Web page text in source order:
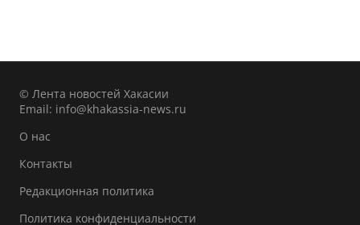
© Лента новостей Хакасии
Email: info@khakassia-news.ru
О нас
Контакты
Редакционная политика
Политика конфиденциальности